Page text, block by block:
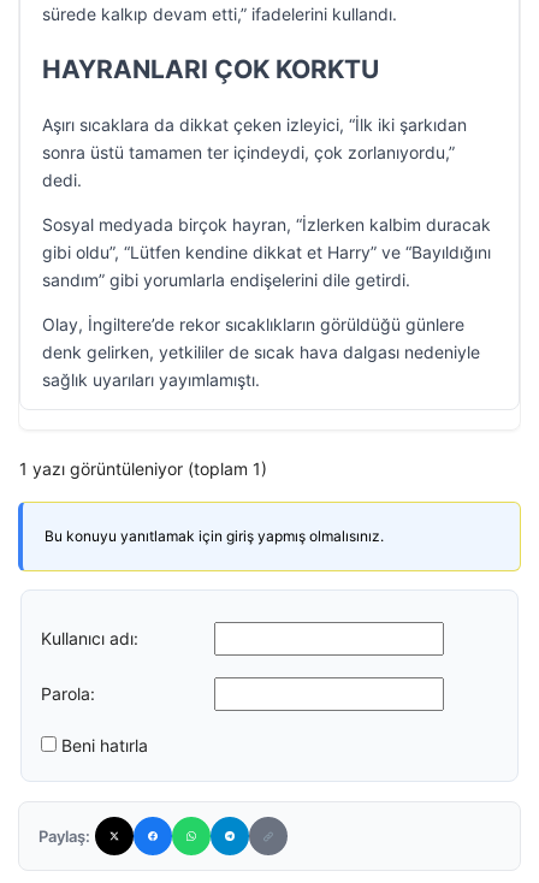
sürede kalkıp devam etti,” ifadelerini kullandı.
HAYRANLARI ÇOK KORKTU
Aşırı sıcaklara da dikkat çeken izleyici, “İlk iki şarkıdan
sonra üstü tamamen ter içindeydi, çok zorlanıyordu,”
dedi.
Sosyal medyada birçok hayran, “İzlerken kalbim duracak
gibi oldu”, “Lütfen kendine dikkat et Harry” ve “Bayıldığını
sandım” gibi yorumlarla endişelerini dile getirdi.
Olay, İngiltere’de rekor sıcaklıkların görüldüğü günlere
denk gelirken, yetkililer de sıcak hava dalgası nedeniyle
sağlık uyarıları yayımlamıştı.
1 yazı görüntüleniyor (toplam 1)
Bu konuyu yanıtlamak için giriş yapmış olmalısınız.
Kullanıcı adı:
Parola:
Beni hatırla
Paylaş: